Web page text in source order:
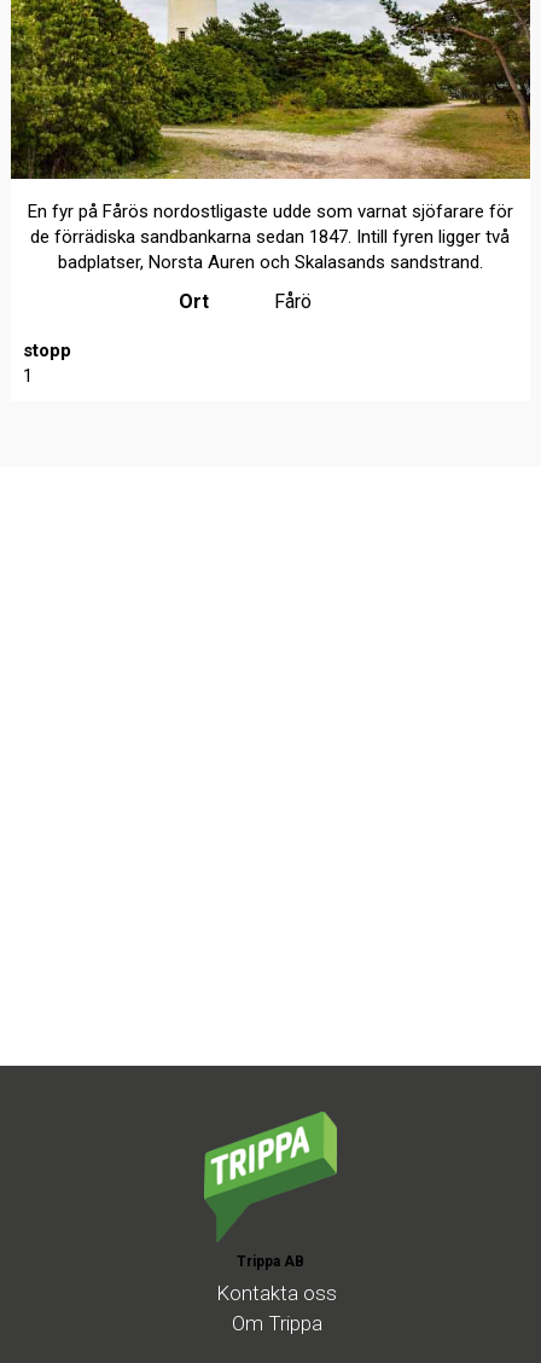
En fyr på Fårös nordostligaste udde som varnat sjöfarare för
de förrädiska sandbankarna sedan 1847. Intill fyren ligger två
badplatser, Norsta Auren och Skalasands sandstrand.
Ort Fårö
stopp
1
Trippa AB
Kontakta oss
Om Trippa